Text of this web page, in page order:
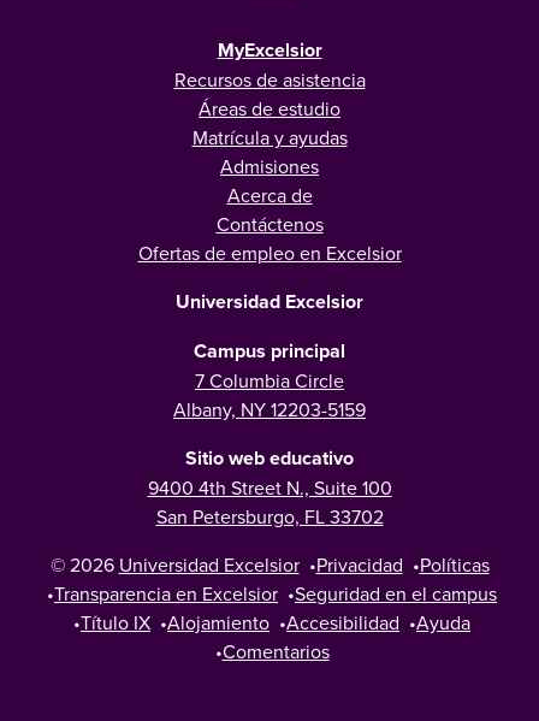
MyExcelsior
Recursos de asistencia
Áreas de estudio
Matrícula y ayudas
Admisiones
Acerca de
Contáctenos
Ofertas de empleo en Excelsior
Universidad Excelsior
Campus principal
7 Columbia Circle
Albany, NY 12203-5159
Sitio web educativo
9400 4th Street N., Suite 100
San Petersburgo, FL 33702
© 2026 Universidad Excelsior •Privacidad •Políticas
•Transparencia en Excelsior •Seguridad en el campus
•Título IX •Alojamiento •Accesibilidad •Ayuda
•Comentarios